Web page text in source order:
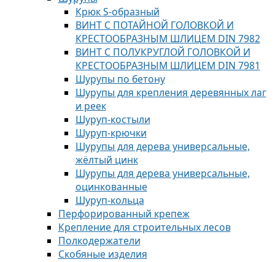
Крюк S-образный
ВИНТ С ПОТАЙНОЙ ГОЛОВКОЙ И
КРЕСТООБРАЗНЫМ ШЛИЦЕМ DIN 7982
ВИНТ С ПОЛУКРУГЛОЙ ГОЛОВКОЙ И
КРЕСТООБРАЗНЫМ ШЛИЦЕМ DIN 7981
Шурупы по бетону
Шурупы для крепления деревянных лаг
и реек
Шуруп-костыли
Шуруп-крючки
Шурупы для дерева универсальные,
жёлтый цинк
Шурупы для дерева универсальные,
оцинкованные
Шуруп-кольца
Перфорированный крепеж
Крепление для строительных лесов
Полкодержатели
Скобяные изделия